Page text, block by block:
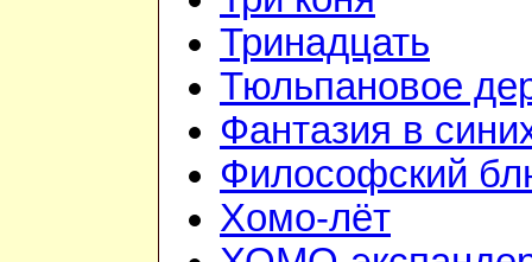
Тринадцать
Тюльпановое
Фантазия в
Философский
Хомо-лёт